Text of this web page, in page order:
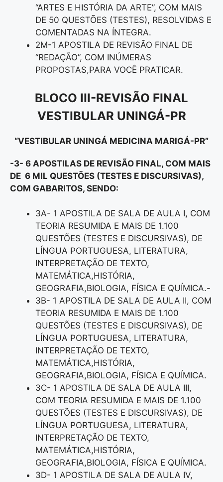
“ARTES E HISTÓRIA DA ARTE”, COM MAIS
DE 50 QUESTÕES (TESTES), RESOLVIDAS E
COMENTADAS NA ÍNTEGRA.
2M-1 APOSTILA DE REVISÃO FINAL DE
“REDAÇÃO”, COM INÚMERAS
PROPOSTAS,PARA VOCÊ PRATICAR.
BLOCO III-REVISÃO FINAL
VESTIBULAR UNINGÁ-PR
“VESTIBULAR UNINGÁ MEDICINA MARIGÁ-PR”
-3- 6 APOSTILAS DE REVISÃO FINAL, COM MAIS
DE 6 MIL QUESTÕES (TESTES E DISCURSIVAS),
COM GABARITOS, SENDO:
3A- 1 APOSTILA DE SALA DE AULA I, COM
TEORIA RESUMIDA E MAIS DE 1.100
QUESTÕES (TESTES E DISCURSIVAS), DE
LÍNGUA PORTUGUESA, LITERATURA,
INTERPRETAÇÃO DE TEXTO,
MATEMÁTICA,HISTÓRIA,
GEOGRAFIA,BIOLOGIA, FÍSICA E QUÍMICA.-
3B- 1 APOSTILA DE SALA DE AULA II, COM
TEORIA RESUMIDA E MAIS DE 1.100
QUESTÕES (TESTES E DISCURSIVAS), DE
LÍNGUA PORTUGUESA, LITERATURA,
INTERPRETAÇÃO DE TEXTO,
MATEMÁTICA,HISTÓRIA,
GEOGRAFIA,BIOLOGIA, FÍSICA E QUÍMICA.
3C- 1 APOSTILA DE SALA DE AULA III,
COM TEORIA RESUMIDA E MAIS DE 1.100
QUESTÕES (TESTES E DISCURSIVAS), DE
LÍNGUA PORTUGUESA, LITERATURA,
INTERPRETAÇÃO DE TEXTO,
MATEMÁTICA,HISTÓRIA,
GEOGRAFIA,BIOLOGIA, FÍSICA E QUÍMICA.
3D- 1 APOSTILA DE SALA DE AULA IV,